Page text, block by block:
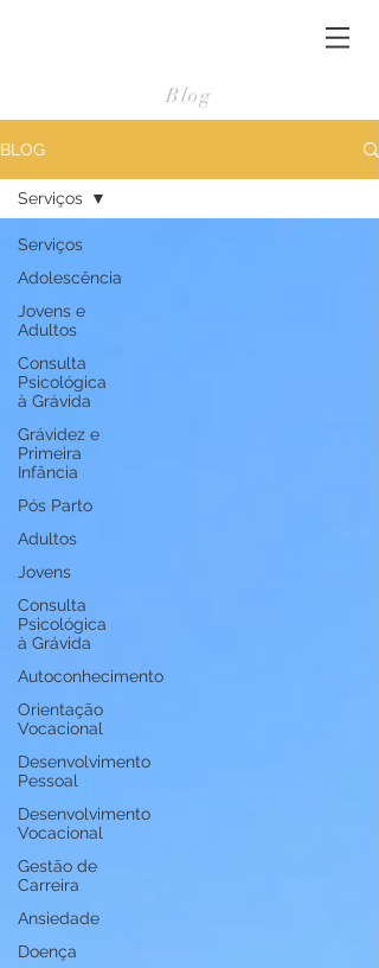
Blog
BLOG
Serviços
Adolescência
Jovens e
Adultos
Consulta
Psicológica
à Grávida
Grávidez e
Primeira
Infância
Pós Parto
Adultos
Jovens
Consulta
Psicológica
à Grávida
Autoconhecimento
Orientação
Vocacional
Desenvolvimento
Pessoal
Desenvolvimento
Vocacional
Gestão de
Carreira
Ansiedade
Doença
Serviços